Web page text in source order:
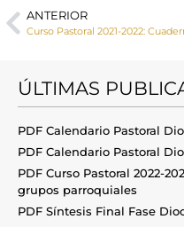
ANTERIOR
ÚLTIMAS
PDF Calendario Pastoral
PDF Calendario Pastoral
PDF Curso Pastoral 2022-
grupos parroquiales
PDF Síntesis Final Fase